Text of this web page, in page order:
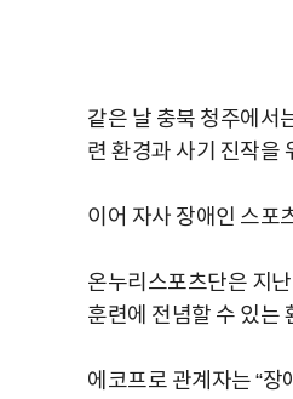
같은 날 충북 청주에서
련 환경과 사기 진작을
이어 자사 장애인 스포
온누리스포츠단은 지
훈련에 전념할 수 있는
에코프로 관계자는“장